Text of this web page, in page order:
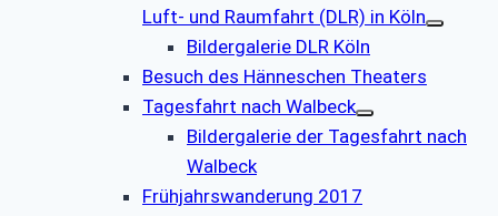
Luft- und Raumfahrt (DLR) in Köln
Bildergalerie DLR Köln
Besuch des Hänneschen Theaters
Tagesfahrt nach Walbeck
Bildergalerie der Tagesfahrt nach
Walbeck
Frühjahrswanderung 2017